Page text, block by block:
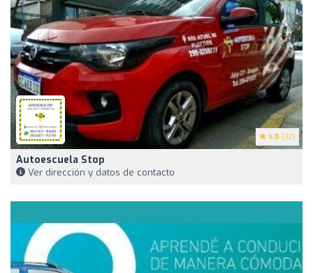
4.8 (32)
Autoescuela Stop
Ver dirección y datos de contacto